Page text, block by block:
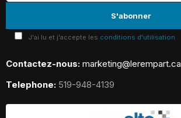
J'ai lu et j'accepte les conditions d'utilisation
Contactez-nous: marketing@lerempart.ca
Telephone: 519-948-4139